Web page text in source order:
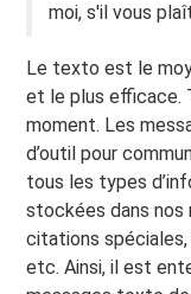
moi, s'il vous
Le texto est le
et le plus efficace.
moment. Les
d’outil pour
tous les types
stockées dans nos
citations
etc. Ainsi, il est